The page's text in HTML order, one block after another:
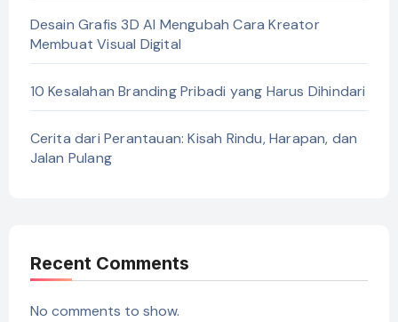
Desain Grafis 3D AI Mengubah Cara Kreator
Membuat Visual Digital
10 Kesalahan Branding Pribadi yang Harus Dihindari
Cerita dari Perantauan: Kisah Rindu, Harapan, dan
Jalan Pulang
Recent Comments
No comments to show.